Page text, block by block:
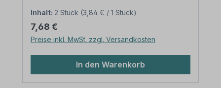
des kompletten Sets 6 kg (korrekte
Anwendung vorausgesetzt). Dies
ermöglicht Ihnen, auch sehr große
Schilder an die Wand zu hängen. Bitte
beachten Sie hierzu unsere
Empfehlungen zur sicheren
Schilderbefestigung (weiter unten).
Merkmale dieses Befestigungssets zur
Inhalt: 2 Stück (3,84 € / 1 Stück)
Regulärer Preis:
7,68 €
Preise inkl. MwSt. zzgl. Versandkosten
In den Warenkorb